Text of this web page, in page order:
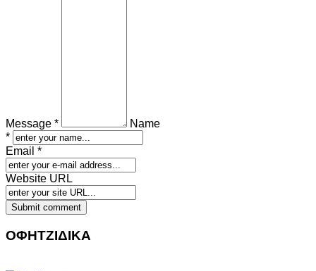
Message *
Name
*
Email *
Website URL
ΟΦΗΤΖΙΔΙΚΑ